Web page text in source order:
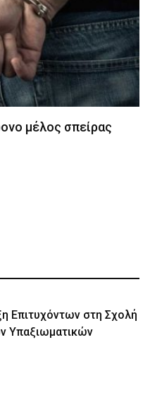
μέλος σπείρας
Επιτυχόντων στη Σχολή
Υπαξιωματικών